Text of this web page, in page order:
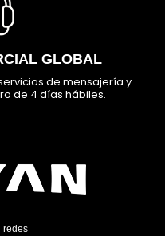
GLOBAL
de mensajería y
de 4 días hábiles.
redes